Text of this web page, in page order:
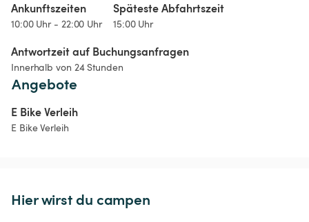
Ankunftszeiten
10:00 Uhr - 22:00 Uhr
Späteste Abfahrtszeit
15:00 Uhr
Antwortzeit auf Buchungsanfragen
Innerhalb von 24 Stunden
Angebote
E Bike Verleih
E Bike Verleih
Hier wirst du campen